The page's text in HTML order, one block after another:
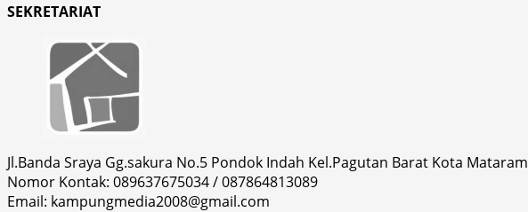
SEKRETARIAT
Jl.Banda Sraya Gg.sakura No.5 Pondok Indah Kel.Pagutan Barat Kota Mataram
Nomor Kontak: 089637675034 / 087864813089
Email: kampungmedia2008@gmail.com